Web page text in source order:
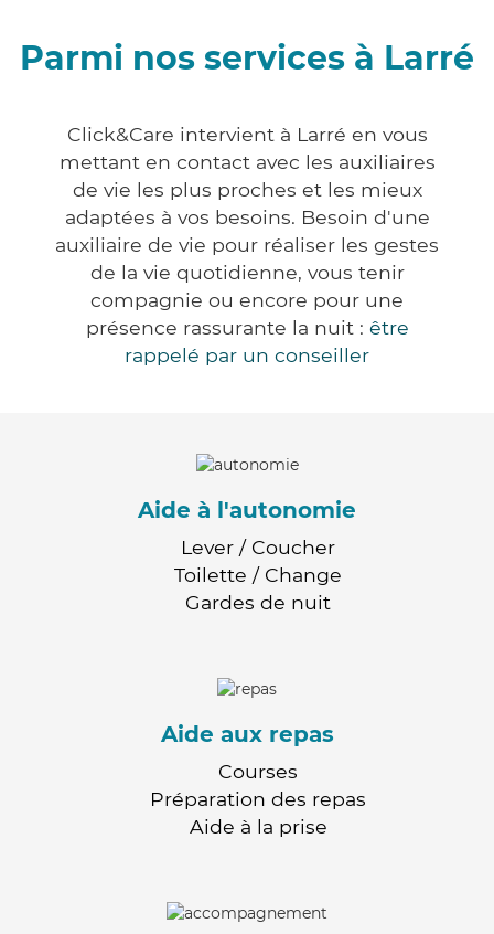
Parmi nos services à Larré
Click&Care intervient à Larré en vous
mettant en contact avec les auxiliaires
de vie les plus proches et les mieux
adaptées à vos besoins. Besoin d'une
auxiliaire de vie pour réaliser les gestes
de la vie quotidienne, vous tenir
compagnie ou encore pour une
présence rassurante la nuit : être
rappelé par un conseiller
Aide à l'autonomie
Lever / Coucher
Toilette / Change
Gardes de nuit
Aide aux repas
Courses
Préparation des repas
Aide à la prise